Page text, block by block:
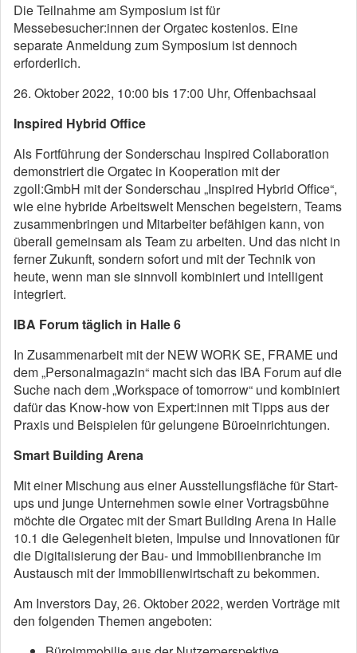
Die Teilnahme am Symposium ist für
Messebesucher:innen der Orgatec kostenlos. Eine
separate Anmeldung zum Symposium ist dennoch
erforderlich.
26. Oktober 2022, 10:00 bis 17:00 Uhr, Offenbachsaal
Inspired Hybrid Office
Als Fortführung der Sonderschau Inspired Collaboration
demonstriert die Orgatec in Kooperation mit der
zgoll:GmbH mit der Sonderschau „Inspired Hybrid Office“,
wie eine hybride Arbeitswelt Menschen begeistern, Teams
zusammenbringen und Mitarbeiter befähigen kann, von
überall gemeinsam als Team zu arbeiten. Und das nicht in
ferner Zukunft, sondern sofort und mit der Technik von
heute, wenn man sie sinnvoll kombiniert und intelligent
integriert.
IBA Forum täglich in Halle 6
In Zusammenarbeit mit der NEW WORK SE, FRAME und
dem „Personalmagazin“ macht sich das IBA Forum auf die
Suche nach dem „Workspace of tomorrow“ und kombiniert
dafür das Know-how von Expert:innen mit Tipps aus der
Praxis und Beispielen für gelungene Büroeinrichtungen.
Smart Building Arena
Mit einer Mischung aus einer Ausstellungsfläche für Start-
ups und junge Unternehmen sowie einer Vortragsbühne
möchte die Orgatec mit der Smart Building Arena in Halle
10.1 die Gelegenheit bieten, Impulse und Innovationen für
die Digitalisierung der Bau- und Immobilienbranche im
Austausch mit der Immobilienwirtschaft zu bekommen.
Am Inverstors Day, 26. Oktober 2022, werden Vorträge mit
den folgenden Themen angeboten: